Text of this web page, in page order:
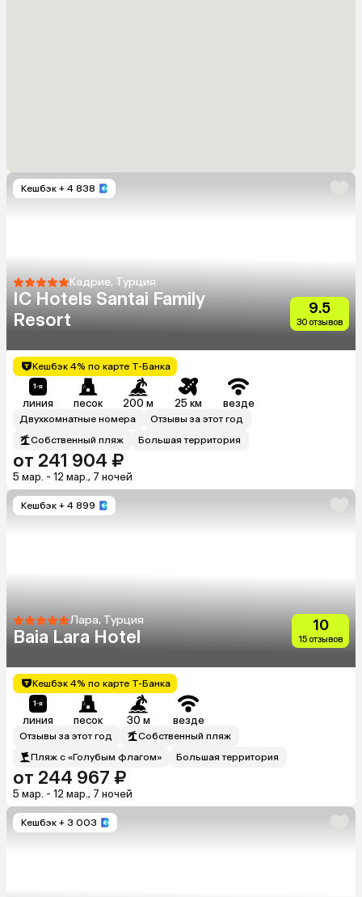
Кешбэк + 4 838
Кадрие, Турция
IC Hotels Santai Family
Resort
9.5
30 отзывов
Кешбэк 4% по карте Т-Банка
линия песок 200 м 25 км везде
Двухкомнатные номера
Отзывы за этот год
Собственный пляж
Большая территория
от 241 904 ₽
5 мар. - 12 мар., 7 ночей
Кешбэк + 4 899
Лара, Турция
Baia Lara Hotel
10
15 отзывов
Кешбэк 4% по карте Т-Банка
линия песок 30 м везде
Отзывы за этот год
Собственный пляж
Пляж с «Голубым флагом»
Большая территория
от 244 967 ₽
5 мар. - 12 мар., 7 ночей
Кешбэк + 3 003